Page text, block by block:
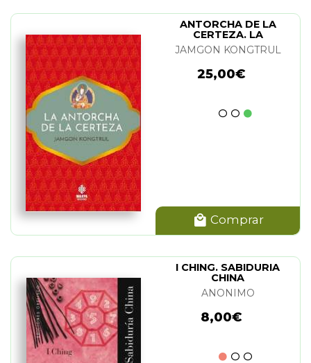
ANTORCHA DE LA
CERTEZA. LA
JAMGON KONGTRUL
25,00€
Comprar
I CHING. SABIDURIA
CHINA
ANONIMO
8,00€